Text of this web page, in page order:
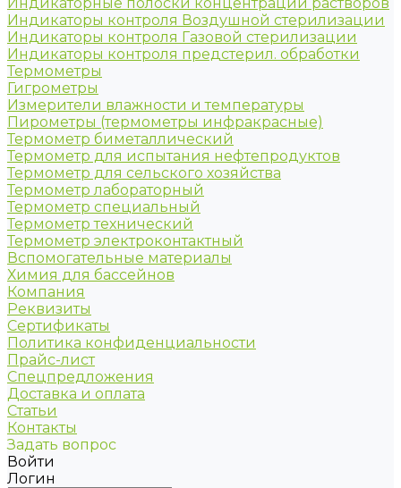
Индикаторы контроля Воздушной стерилизации
Индикаторы контроля Газовой стерилизации
Индикаторы контроля предстерил. обработки
Термометры
Гигрометры
Измерители влажности и температуры
Пирометры (термометры инфракрасные)
Термометр биметаллический
Термометр для испытания нефтепродуктов
Термометр для сельского хозяйства
Термометр лабораторный
Термометр специальный
Термометр технический
Термометр электроконтактный
Вспомогательные материалы
Химия для бассейнов
Компания
Реквизиты
Сертификаты
Политика конфиденциальности
Прайс-лист
Спецпредложения
Доставка и оплата
Статьи
Контакты
Задать вопрос
Войти
Логин